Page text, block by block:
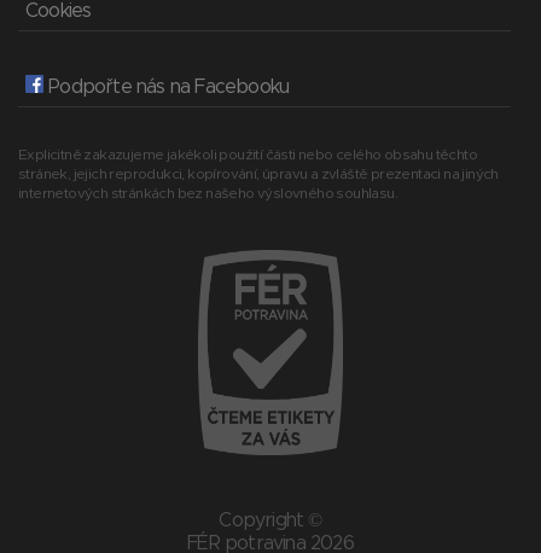
Cookies
Podpořte nás na Facebooku
Explicitně zakazujeme jakékoli použití části nebo celého obsahu těchto
stránek, jejich reprodukci, kopírování, úpravu a zvláště prezentaci na jiných
internetových stránkách bez našeho výslovného souhlasu.
Copyright ©
FÉR potravina 2026